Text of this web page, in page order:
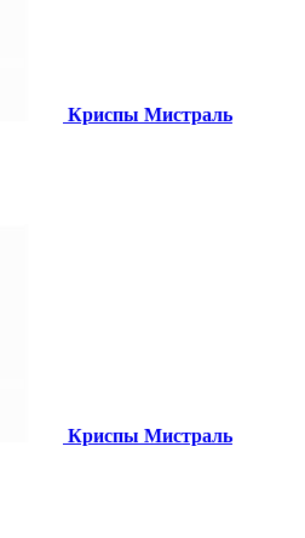
Криспы Мистраль
Криспы Мистраль